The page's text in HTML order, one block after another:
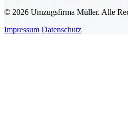
© 2026 Umzugsfirma Müller. Alle
Impressum Datenschutz